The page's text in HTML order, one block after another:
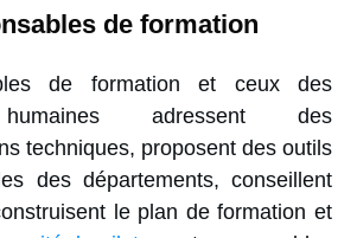
de formation
de formation et ceux des
adressent des
techniques, proposent des outils
des départements, conseillent
le plan de formation et